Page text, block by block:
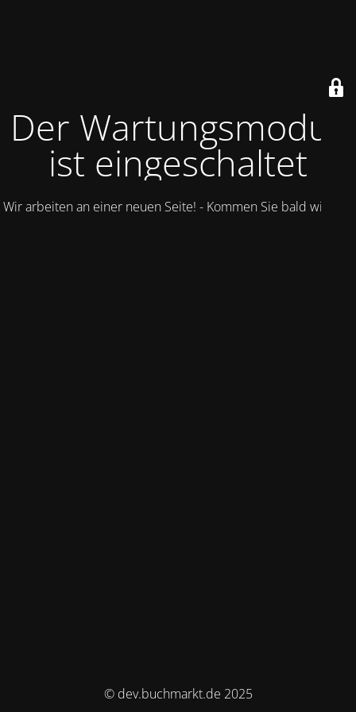
Der Wartungsmodus
ist eingeschaltet
Wir arbeiten an einer neuen Seite! - Kommen Sie bald wieder.
© dev.buchmarkt.de 2025